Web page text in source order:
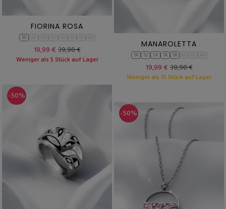
FIORINA ROSA
50
19,99 €39,98 €
Weniger als 5 Stück auf Lager
MANAROLETTA
50 52 54 56 58
19,99 €39,98 €
Weniger als 15 Stück auf Lager
-50%
-50%